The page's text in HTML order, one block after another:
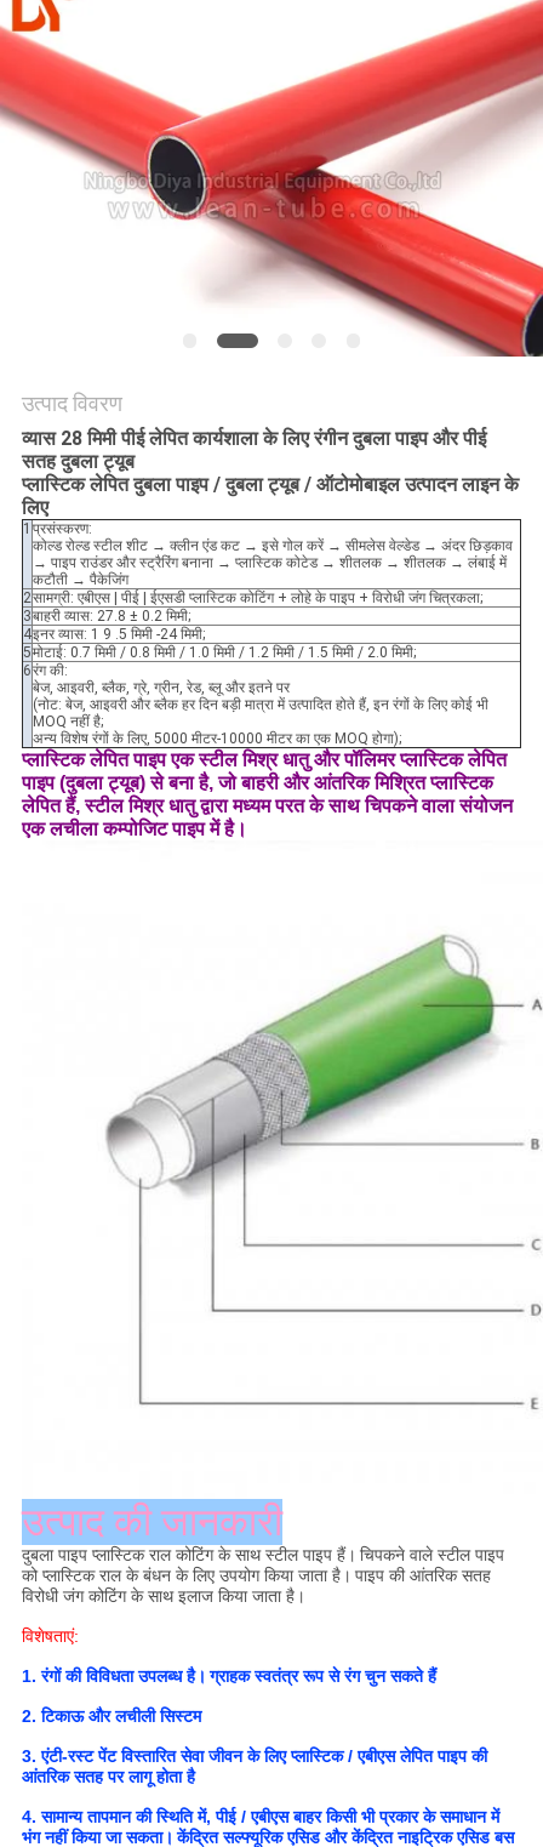
मामलों
एक
उद्धरण
PRIVACY
POLICY
उत्पाद विवरण
व्यास 28 मिमी पीई लेपित कार्यशाला के लिए रंगीन दुबला पाइप और पीई
सतह दुबला ट्यूब
प्लास्टिक लेपित दुबला पाइप / दुबला ट्यूब / ऑटोमोबाइल उत्पादन लाइन के
लिए
1 प्रसंस्करण:
कोल्ड रोल्ड स्टील शीट → क्लीन एंड कट → इसे गोल करें → सीमलेस वेल्डेड → अंदर छिड़काव
→ पाइप राउंडर और स्ट्रैरिंग बनाना → प्लास्टिक कोटेड → शीतलक → शीतलक → लंबाई में
कटौती → पैकेजिंग
2सामग्री: एबीएस | पीई | ईएसडी प्लास्टिक कोटिंग + लोहे के पाइप + विरोधी जंग चित्रकला;
3बाहरी व्यास: 27.8 ± 0.2 मिमी;
4इनर व्यास: 1 9 .5 मिमी -24 मिमी;
5मोटाई: 0.7 मिमी / 0.8 मिमी / 1.0 मिमी / 1.2 मिमी / 1.5 मिमी / 2.0 मिमी;
6रंग की:
बेज, आइवरी, ब्लैक, ग्रे, ग्रीन, रेड, ब्लू और इतने पर
(नोट: बेज, आइवरी और ब्लैक हर दिन बड़ी मात्रा में उत्पादित होते हैं, इन रंगों के लिए कोई भी
MOQ नहीं है;
अन्य विशेष रंगों के लिए, 5000 मीटर-10000 मीटर का एक MOQ होगा);
प्लास्टिक लेपित पाइप एक स्टील मिश्र धातु और पॉलिमर प्लास्टिक लेपित
पाइप (दुबला ट्यूब) से बना है, जो बाहरी और आंतरिक मिश्रित प्लास्टिक
लेपित हैं, स्टील मिश्र धातु द्वारा मध्यम परत के साथ चिपकने वाला संयोजन
एक लचीला कम्पोजिट पाइप में है।
उत्पाद की जानकारी
दुबला पाइप प्लास्टिक राल कोटिंग के साथ स्टील पाइप हैं। चिपकने वाले स्टील पाइप
को प्लास्टिक राल के बंधन के लिए उपयोग किया जाता है। पाइप की आंतरिक सतह
विरोधी जंग कोटिंग के साथ इलाज किया जाता है।
विशेषताएं:
1. रंगों की विविधता उपलब्ध है। ग्राहक स्वतंत्र रूप से रंग चुन सकते हैं
2. टिकाऊ और लचीली सिस्टम
3. एंटी-रस्ट पेंट विस्तारित सेवा जीवन के लिए प्लास्टिक / एबीएस लेपित पाइप की
आंतरिक सतह पर लागू होता है
4. सामान्य तापमान की स्थिति में, पीई / एबीएस बाहर किसी भी प्रकार के समाधान में
भंग नहीं किया जा सकता। केंद्रित सल्फ्यूरिक एसिड और केंद्रित नाइट्रिक एसिड बस